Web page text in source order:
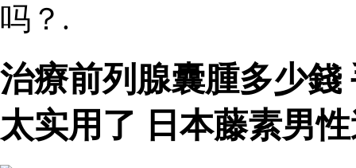
吗？.
治療前列腺囊腫多少
太实用了 日本藤素男